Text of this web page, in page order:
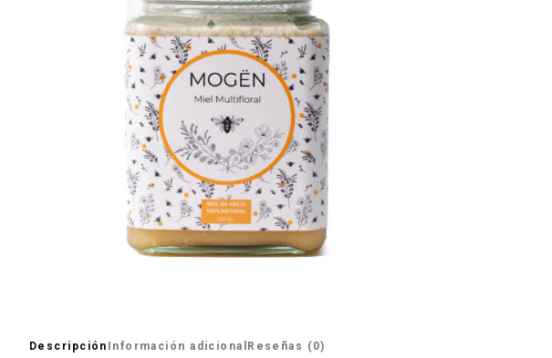
Descripción Información adicional Reseñas (0)